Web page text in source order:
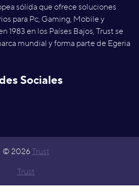
sólida que ofrece soluciones
para Pc, Gaming, Mobile y
1983 en los Países Bajos, Trust se
mundial y forma parte de Egeria
Sociales
© 2026Trust
Trust